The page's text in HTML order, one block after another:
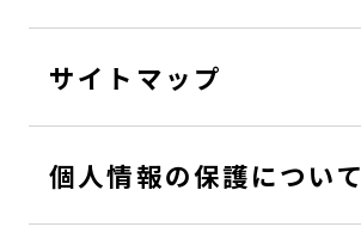
サイトマップ
個人情報の保護について